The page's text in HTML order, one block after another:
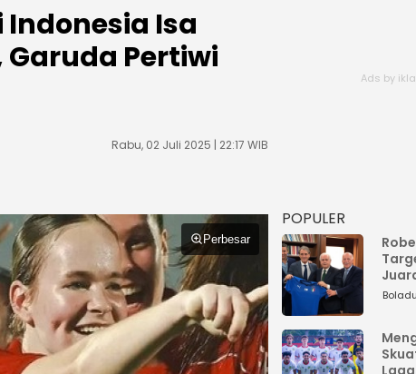
Isa
Pertiwi
Rabu, 02 Juli 2025 | 22:17 WIB
Perbesar
POPULER
Italia